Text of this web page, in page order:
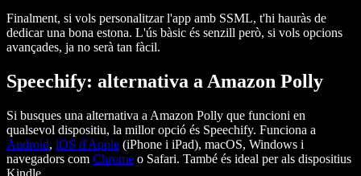
Finalment, si vols personalitzar l'app amb SSML, t'hi hauràs de
dedicar una bona estona. L'ús bàsic és senzill però, si vols opcions
avançades, ja no serà tan fàcil.
Speechify: alternativa a Amazon Polly
Si busques una alternativa a Amazon Polly que funcioni en
qualsevol dispositiu, la millor opció és Speechify. Funciona a
Android, iOS d'Apple (iPhone i iPad), macOS, Windows i
navegadors com Chrome o Safari. També és ideal per als dispositius
Kindle.